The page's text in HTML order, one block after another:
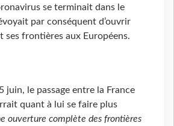
se terminait dans le
par conséquent d’ouvrir
ses frontières aux Européens.
juin, le passage entre la France
quant à lui se faire plus
ouverture complète des frontières